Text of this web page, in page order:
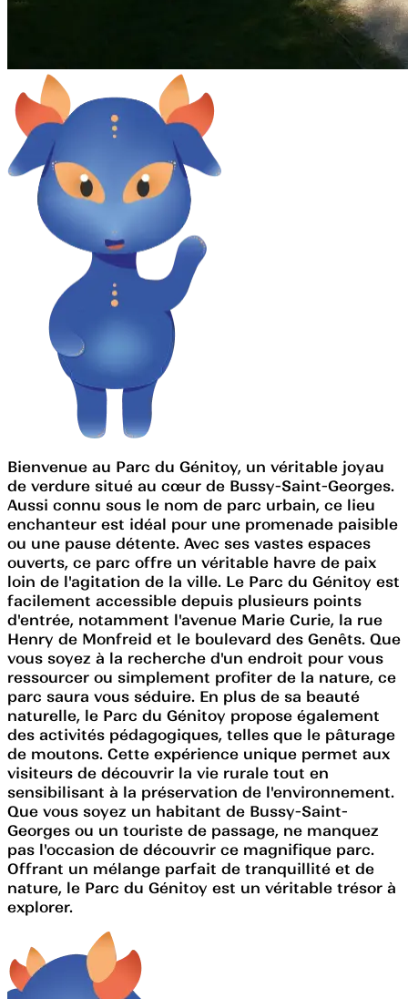
Bienvenue au Parc du Génitoy, un véritable joyau
de verdure situé au cœur de Bussy-Saint-Georges.
Aussi connu sous le nom de parc urbain, ce lieu
enchanteur est idéal pour une promenade paisible
ou une pause détente. Avec ses vastes espaces
ouverts, ce parc offre un véritable havre de paix
loin de l'agitation de la ville. Le Parc du Génitoy est
facilement accessible depuis plusieurs points
d'entrée, notamment l'avenue Marie Curie, la rue
Henry de Monfreid et le boulevard des Genêts. Que
vous soyez à la recherche d'un endroit pour vous
ressourcer ou simplement profiter de la nature, ce
parc saura vous séduire. En plus de sa beauté
naturelle, le Parc du Génitoy propose également
des activités pédagogiques, telles que le pâturage
de moutons. Cette expérience unique permet aux
visiteurs de découvrir la vie rurale tout en
sensibilisant à la préservation de l'environnement.
Que vous soyez un habitant de Bussy-Saint-
Georges ou un touriste de passage, ne manquez
pas l'occasion de découvrir ce magnifique parc.
Offrant un mélange parfait de tranquillité et de
nature, le Parc du Génitoy est un véritable trésor à
explorer.